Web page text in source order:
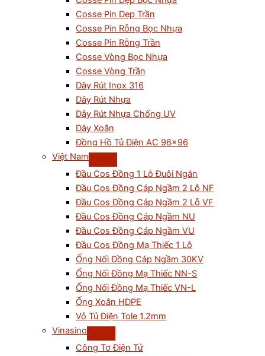
Cosse Pin Dẹp Trần
Cosse Pin Rỗng Bọc Nhựa
Cosse Pin Rỗng Trần
Cosse Vòng Bọc Nhựa
Cosse Vòng Trần
Dây Rút Inox 316
Dây Rút Nhựa
Dây Rút Nhựa Chống UV
Dây Xoắn
Đồng Hồ Tủ Điện AC 96×96
Việt Nam
Đầu Cos Đồng 1 Lỗ Đuôi Ngắn
Đầu Cos Đồng Cáp Ngầm 2 Lỗ NF
Đầu Cos Đồng Cáp Ngầm 2 Lỗ VF
Đầu Cos Đồng Cáp Ngầm NU
Đầu Cos Đồng Cáp Ngầm VU
Đầu Cos Đồng Mạ Thiếc 1 Lỗ
Ống Nối Đồng Cáp Ngầm 30KV
Ống Nối Đồng Mạ Thiếc NN-S
Ống Nối Đồng Mạ Thiếc VN-L
Ống Xoắn HDPE
Vỏ Tủ Điện Tole 1.2mm
Vinasino
Công Tơ Điện Tử